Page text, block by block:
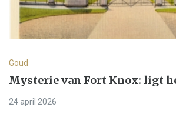
Goud
Mysterie van Fort Knox: ligt
24 april 2026